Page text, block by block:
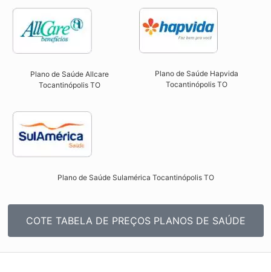
Plano de Saúde Allcare
Tocantinópolis TO​
Plano de Saúde Hapvida
Tocantinópolis TO​
Plano de Saúde Sulamérica Tocantinópolis TO
COTE TABELA DE PREÇOS PLANOS DE SAÚDE